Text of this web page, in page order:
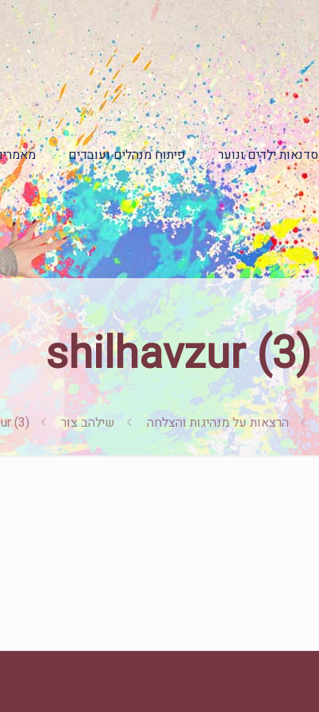
סדנאות ילדים ונוער פיתוח מנהלים ועובדים
shilhavzur (3)
הרצאות על מנהיגות והצלחה שילהב צור (3)